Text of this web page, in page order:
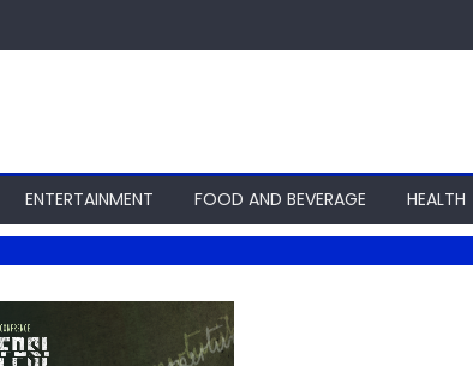
ENTERTAINMENT FOOD AND BEVERAGE HEALTH